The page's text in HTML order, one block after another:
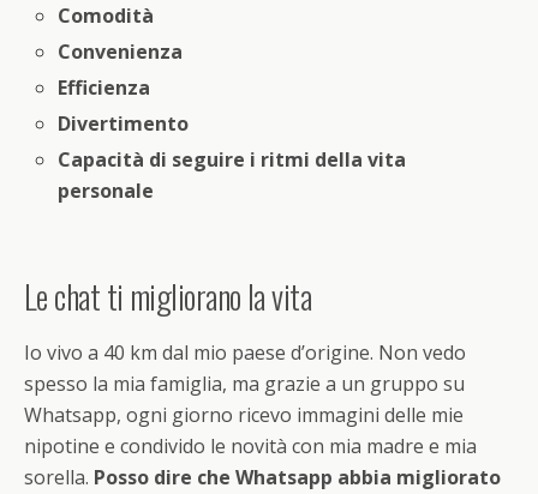
Comodità
Convenienza
Efficienza
Divertimento
Capacità di seguire i ritmi della vita
personale
Le chat ti migliorano la vita
Io vivo a 40 km dal mio paese d’origine. Non vedo
spesso la mia famiglia, ma grazie a un gruppo su
Whatsapp, ogni giorno ricevo immagini delle mie
nipotine e condivido le novità con mia madre e mia
sorella. Posso dire che Whatsapp abbia migliorato